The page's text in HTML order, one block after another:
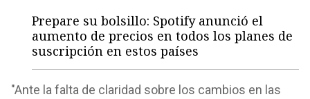
Prepare su bolsillo: Spotify anunció el
aumento de precios en todos los planes de
suscripción en estos países
"Ante la falta de claridad sobre los cambios en las